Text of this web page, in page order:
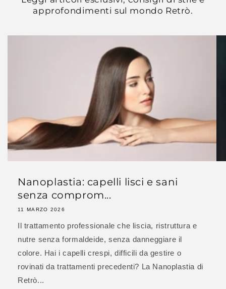
approfondimenti sul mondo Retrò.
Nanoplastia: capelli lisci e sani
senza comprom...
11 MARZO 2026
Il trattamento professionale che liscia, ristruttura e
nutre senza formaldeide, senza danneggiare il
colore. Hai i capelli crespi, difficili da gestire o
rovinati da trattamenti precedenti? La Nanoplastia di
Retrò...